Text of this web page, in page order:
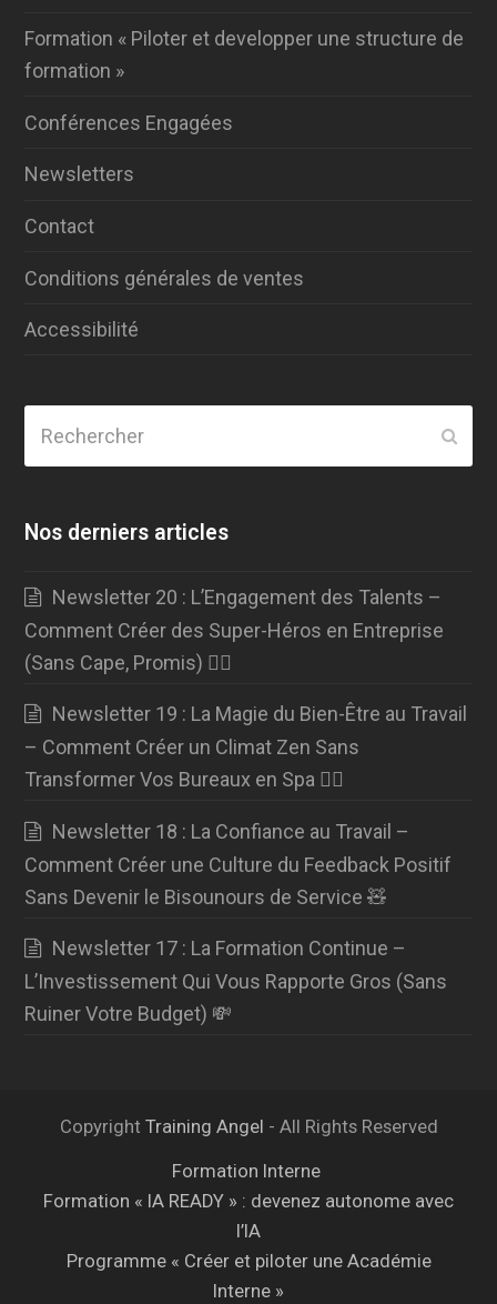
Formation « Piloter et developper une structure de
formation »
Conférences Engagées
Newsletters
Contact
Conditions générales de ventes
Accessibilité
Nos derniers articles
Newsletter 20 : L’Engagement des Talents –
Comment Créer des Super-Héros en Entreprise
(Sans Cape, Promis) 🦸‍♂️
Newsletter 19 : La Magie du Bien-Être au Travail
– Comment Créer un Climat Zen Sans
Transformer Vos Bureaux en Spa 🧘‍♀️
Newsletter 18 : La Confiance au Travail –
Comment Créer une Culture du Feedback Positif
Sans Devenir le Bisounours de Service 🧸
Newsletter 17 : La Formation Continue –
L’Investissement Qui Vous Rapporte Gros (Sans
Ruiner Votre Budget) 💸
Copyright Training Angel - All Rights Reserved
Formation Interne
Formation « IA READY » : devenez autonome avec
l’IA
Programme « Créer et piloter une Académie
Interne »